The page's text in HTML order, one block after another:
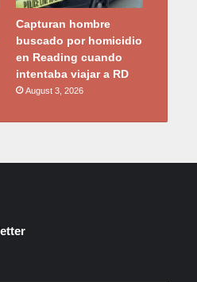
Capturan hombre
buscado por homicidio
en Reading cuando
intentaba viajar a RD
August 3, 2026